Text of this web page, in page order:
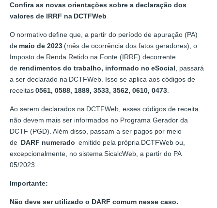
Confira as novas orientações sobre a declaração dos
valores de IRRF na DCTFWeb
O normativo define que, a partir do período de apuração (PA)
de maio de 2023 (mês de ocorrência dos fatos geradores), o
Imposto de Renda Retido na Fonte (IRRF) decorrente
de rendimentos do trabalho, informado no eSocial , passará
a ser declarado na DCTFWeb. Isso se aplica aos códigos de
receitas0561, 0588, 1889, 3533, 3562, 0610, 0473
Ao serem declarados na DCTFWeb, esses códigos de receita
não devem mais ser informados no Programa Gerador da
DCTF (PGD). Além disso, passam a ser pagos por meio
de DARF numerado emitido pela própria DCTFWeb ou,
excepcionalmente, no sistema SicalcWeb, a partir do PA
05/2023.
Importante:
Não deve ser utilizado o DARF comum nesse caso.